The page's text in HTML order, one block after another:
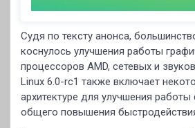
Судя по тексту анонса,
коснулось улучшения работы
процессоров AMD, сетевых и
Linux 6.0-rc1 также включает
архитектуре для улучшения
общего повышения